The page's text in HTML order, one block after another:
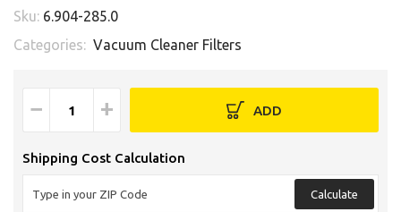
Sku: 6.904-285.0
Categories: Vacuum Cleaner Filters
− + ADD
Shipping Cost Calculation
Calculate